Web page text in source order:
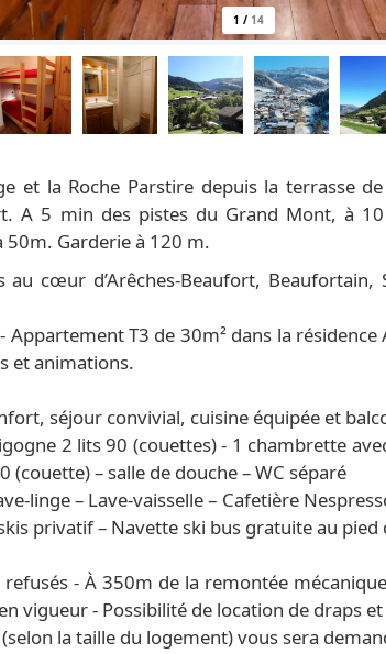
1 / 14
et la Roche Parstire depuis la terrasse
A 5 min des pistes du Grand Mont, à
50m. Garderie à 120 m.
au cœur d’Arêches-Beaufort, Beaufortain,
Appartement T3 de 30m² dans la
et animations.
séjour convivial, cuisine équipée et
2 lits 90 (couettes) - 1 chambrette
(couette) – salle de douche – WC séparé
linge – Lave-vaisselle – Cafetière
privatif – Navette ski bus gratuite au pied
- À 350m de la remontée
vigueur - Possibilité de location de draps
la taille du logement) vous sera